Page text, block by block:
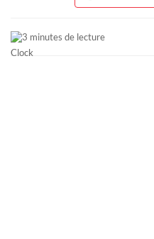
3 minutes de lecture